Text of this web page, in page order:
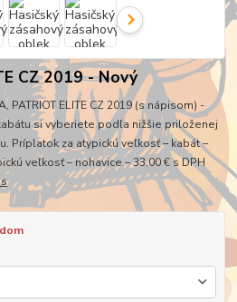
CZ 2019 - Nový
PATRIOT ELITE CZ 2019 (s nápisom) -
si vyberiete podľa nižšie priloženej
Príplatok za atypickú veľkosť – kabát –
veľkosť – nohavice – 33,00 € s DPH